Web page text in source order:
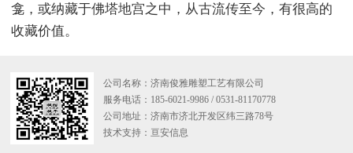
龛，或纳藏于佛塔地宫之中，从古流传至今，有很高的
收藏价值。
公司名称：济南俊雅雕塑工艺有限公司
服务电话：185-6021-9986 / 0531-81170778
公司地址：济南市济北开发区纬三路78号
技术支持： 亘安信息